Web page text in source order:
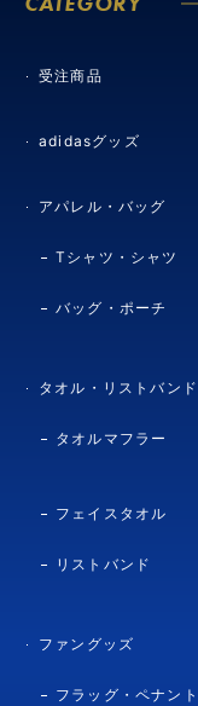
受注商品
adidasグッズ
アパレル・バッグ
Tシャツ・シャツ
バッグ・ポーチ
タオル・リストバンド
タオルマフラー
フェイスタオル
リストバンド
ファングッズ
フラッグ・ペナント